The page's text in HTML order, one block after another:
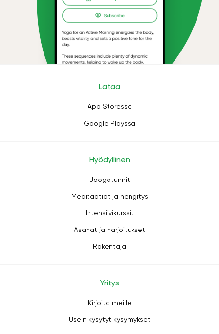
Lataa
App Storessa
Google Playssa
Hyödyllinen
Joogatunnit
Meditaatiot ja hengitys
Intensiivikurssit
Asanat ja harjoitukset
Rakentaja
Yritys
Kirjoita meille
Usein kysytyt kysymykset